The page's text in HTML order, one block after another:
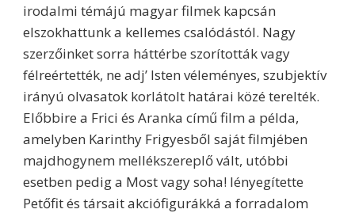
irodalmi témájú magyar filmek kapcsán
elszokhattunk a kellemes csalódástól. Nagy
szerzőinket sorra háttérbe szorították vagy
félreértették, ne adj’ Isten véleményes, szubjektív
irányú olvasatok korlátolt határai közé terelték.
Előbbire a Frici és Aranka című film a példa,
amelyben Karinthy Frigyesből saját filmjében
majdhogynem mellékszereplő vált, utóbbi
esetben pedig a Most vagy soha! lényegítette
Petőfit és társait akciófigurákká a forradalom